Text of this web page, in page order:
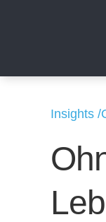
Insights /